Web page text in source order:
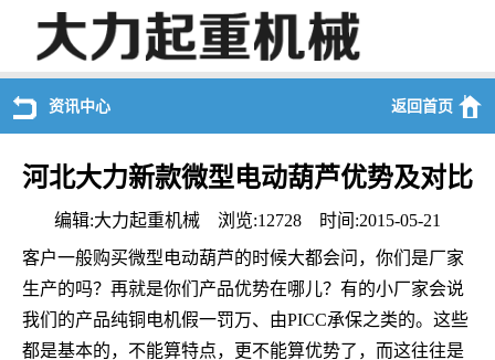
资讯中心 返回首页
河北大力新款微型电动葫芦优势及对比
编辑:大力起重机械 浏览:12728 时间:2015-05-21
客户一般购买微型电动葫芦的时候大都会问，你们是厂家
生产的吗？再就是你们产品优势在哪儿？有的小厂家会说
我们的产品纯铜电机假一罚万、由PICC承保之类的。这些
都是基本的，不能算特点，更不能算优势了，而这往往是